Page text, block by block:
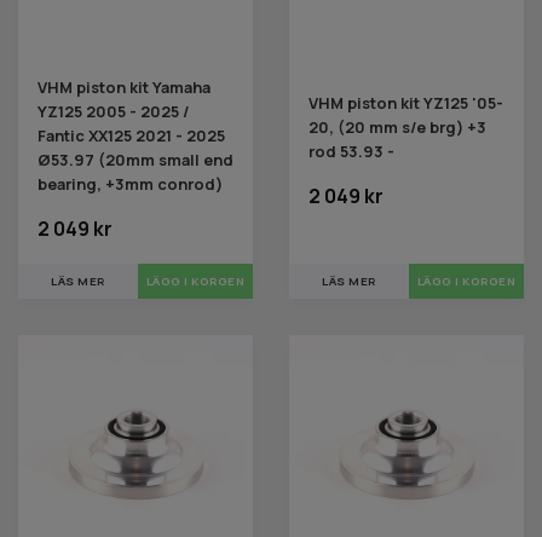
VHM piston kit Yamaha
YZ125 2005 - 2025 /
Fantic XX125 2021 - 2025
Ø53.97 (20mm small end
bearing, +3mm conrod)
2 049 kr
LÄS MER
VHM piston kit YZ125 '05-
20, (20 mm s/e brg) +3
rod 53.93 -
2 049 kr
LÄS MER